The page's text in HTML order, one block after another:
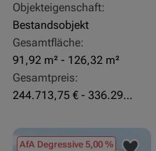
Objekteigenschaft:
Bestandsobjekt
Gesamtfläche:
91,92 m² - 126,32 m²
Gesamtpreis:
244.713,75 € - 336.292 €
AfA Degressive 5,00 %